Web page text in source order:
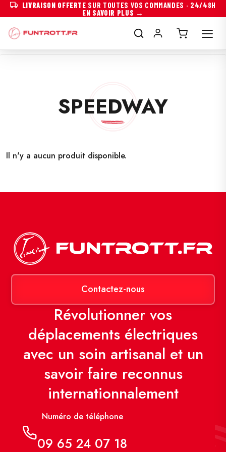
LIVRAISON OFFERTE SUR TOUTES VOS COMMANDES · 24/48H
EN SAVOIR PLUS →
SPEEDWAY
Il n'y a aucun produit disponible.
Contactez-nous
Révolutionner vos
déplacements électriques
avec un soin artisanal et un
savoir faire reconnus
internationnalement
Numéro de téléphone
09 65 24 07 18